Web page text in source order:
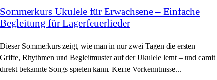
Sommerkurs Ukulele für Erwachsene – Einfache
Begleitung für Lagerfeuerlieder
Dieser Sommerkurs zeigt, wie man in nur zwei Tagen die ersten
Griffe, Rhythmen und Begleitmuster auf der Ukulele lernt – und damit
direkt bekannte Songs spielen kann. Keine Vorkenntnisse...